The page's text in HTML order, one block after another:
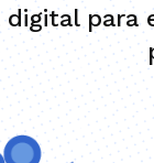
digital para